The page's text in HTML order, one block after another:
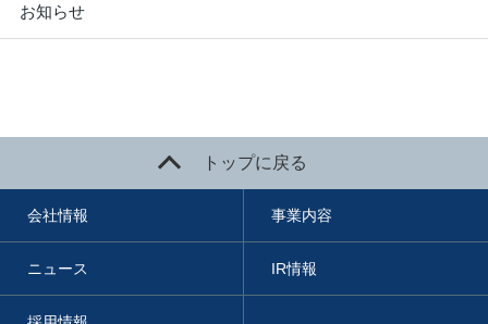
お知らせ
トップに戻る
会社情報 事業内容
ニュース IR情報